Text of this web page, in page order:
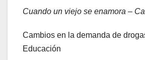
Cuando un viejo se enamora –
Cambios en la demanda de
Educación